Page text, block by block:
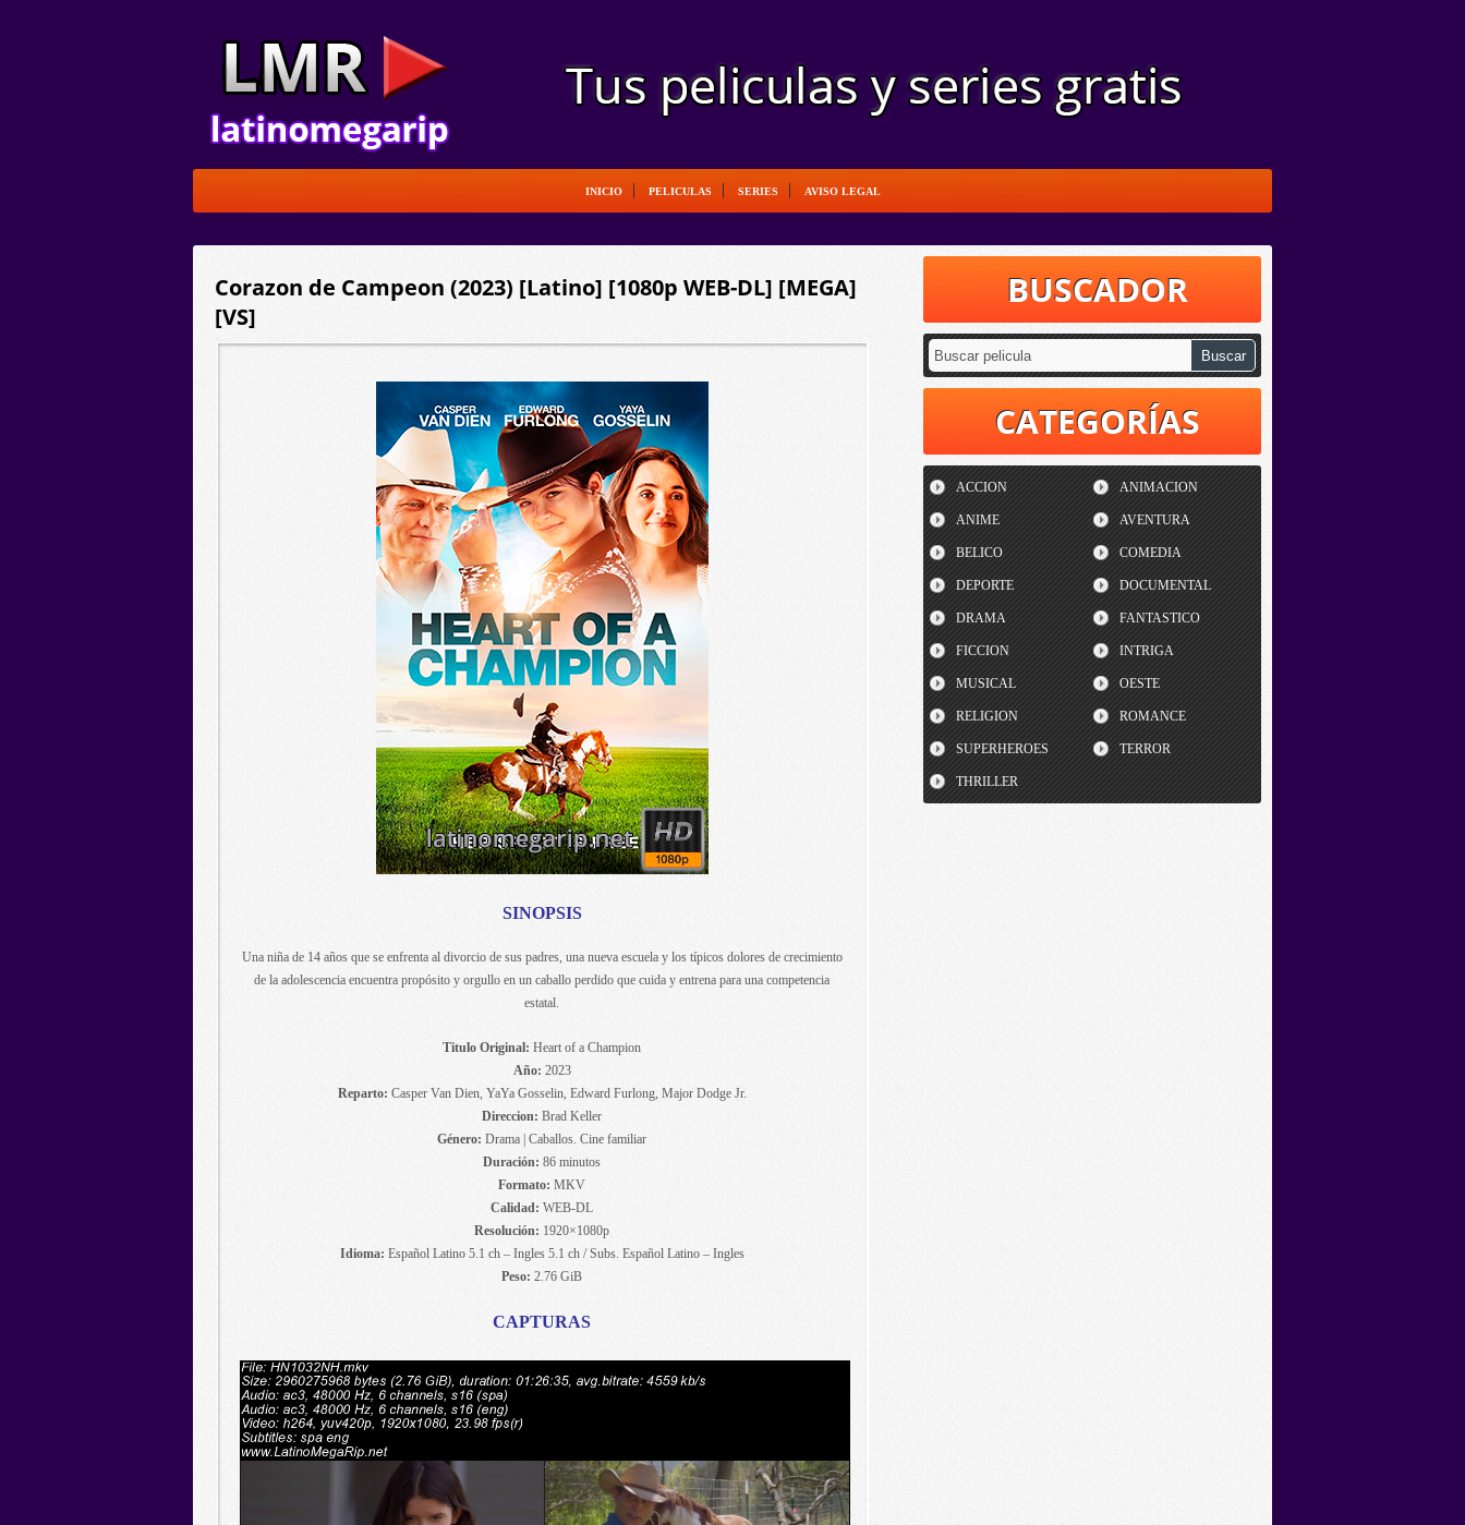
INICIO PELICULAS SERIES AVISO LEGAL
Corazon de Campeon (2023) [Latino] [1080p WEB-DL] [MEGA]
[VS]
SINOPSIS
Una niña de 14 años que se enfrenta al divorcio de sus padres, una nueva escuela y los típicos dolores de crecimiento
de la adolescencia encuentra propósito y orgullo en un caballo perdido que cuida y entrena para una competencia
estatal.
Titulo Original: Heart of a Champion
Año: 2023
Reparto: Casper Van Dien, YaYa Gosselin, Edward Furlong, Major Dodge Jr.
Direccion: Brad Keller
Género: Drama | Caballos. Cine familiar
Duración: 86 minutos
Formato: MKV
Calidad: WEB-DL
Resolución: 1920×1080p
Idioma: Español Latino 5.1 ch – Ingles 5.1 ch / Subs. Español Latino – Ingles
Peso: 2.76 GiB
CAPTURAS
BUSCADOR
CATEGORÍAS
ACCION ANIMACION
ANIME AVENTURA
BELICO COMEDIA
DEPORTE DOCUMENTAL
DRAMA FANTASTICO
FICCION INTRIGA
MUSICAL OESTE
RELIGION ROMANCE
SUPERHEROES TERROR
THRILLER